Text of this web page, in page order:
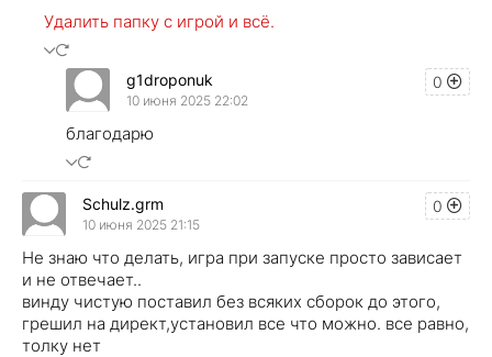
Удалить папку с игрой и всё.
0
g1droponuk
10 июня 2025 22:02
благодарю
0
Schulz.grm
10 июня 2025 21:15
Не знаю что делать, игра при запуске просто зависает
и не отвечает..
винду чистую поставил без всяких сборок до этого,
грешил на директ,установил все что можно. все равно,
толку нет